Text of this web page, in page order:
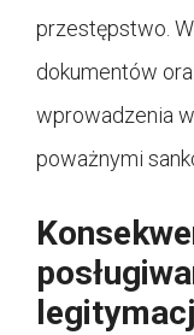
przestępstwo.
dokumentów
wprowadzenia
poważnymi